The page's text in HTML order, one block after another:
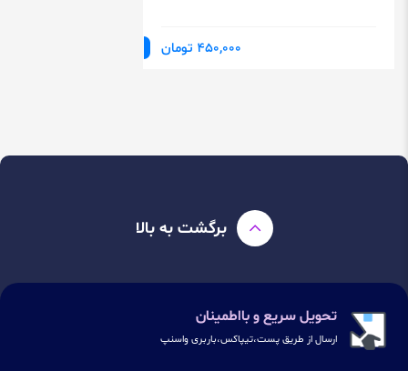
450,000 تومان
برگشت به بالا
تحویل سریع و بااطمینان
ارسال از طریق پست،تیپاکس،باربری واسنپ